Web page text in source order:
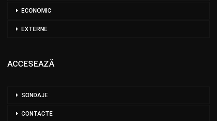
ECONOMIC
EXTERNE
ACCESEAZĂ
SONDAJE
CONTACTE